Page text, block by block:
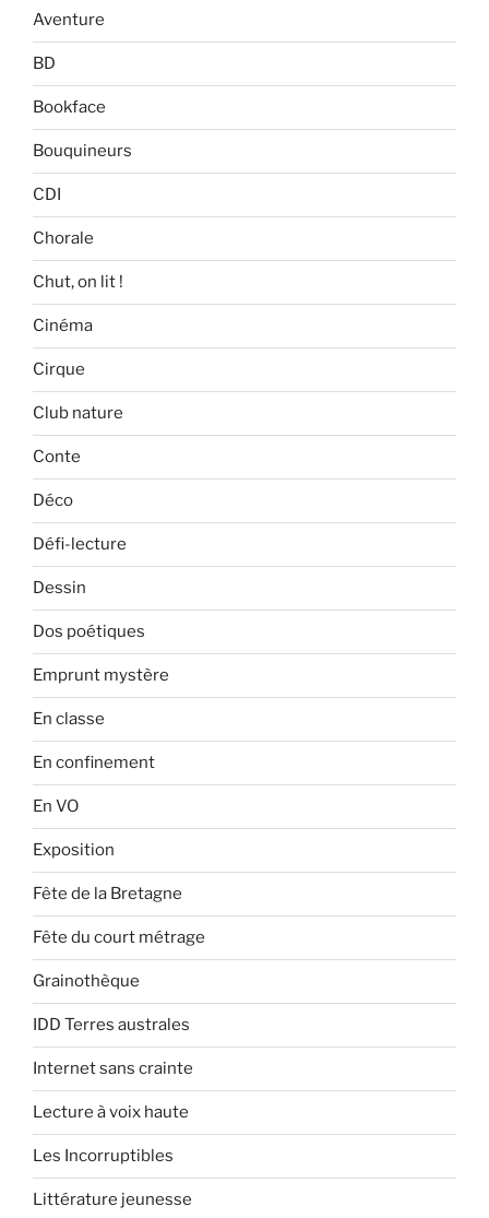
Aventure
BD
Bookface
Bouquineurs
CDI
Chorale
Chut, on lit !
Cinéma
Cirque
Club nature
Conte
Déco
Défi-lecture
Dessin
Dos poétiques
Emprunt mystère
En classe
En confinement
En VO
Exposition
Fête de la Bretagne
Fête du court métrage
Grainothèque
IDD Terres australes
Internet sans crainte
Lecture à voix haute
Les Incorruptibles
Littérature jeunesse